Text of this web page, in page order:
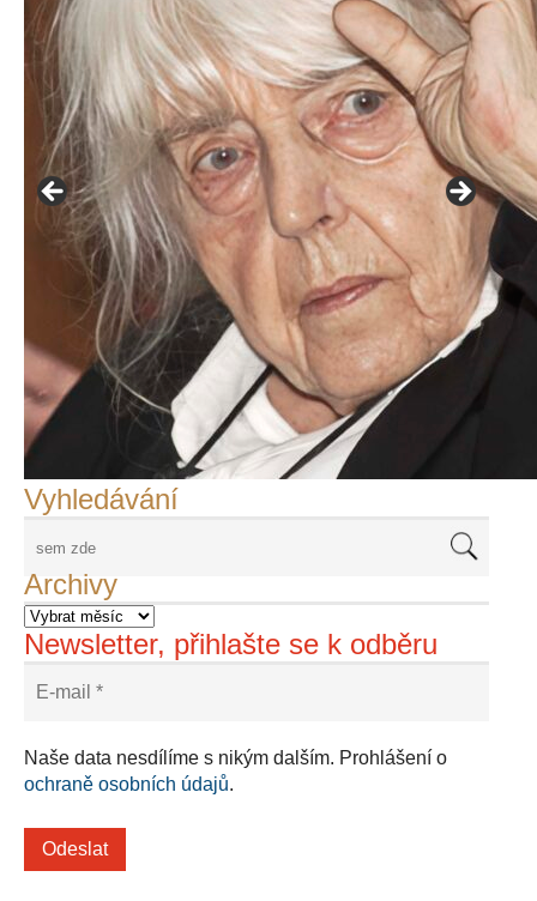
František Skála - film Veřejný prostor
Adriena Šimotová
Richard Štipl v Benátkách
Langweiluv model v Praze
Japanolog Petr Geisler, foto: Petr Šálek
©Frank Kortan,Yellow Shark, portrét Franka Zappy
Nové Svatovítské varhany
Vyhledávání
Archivy
Newsletter, přihlašte se k odběru
Naše data nesdílíme s nikým dalším. Prohlášení o
ochraně osobních údajů.